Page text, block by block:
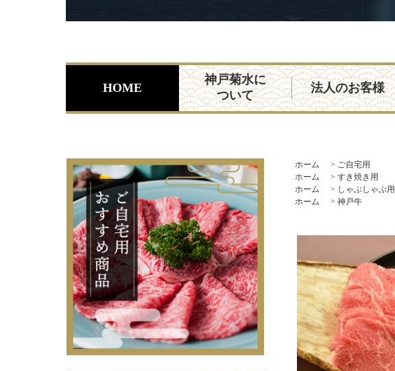
HOME
神戸菊水に
ついて
法人のお客様
ホーム > ご自宅用
ホーム
> すき焼き用
ホーム
> しゃぶしゃぶ用
ホーム
> 神戸牛